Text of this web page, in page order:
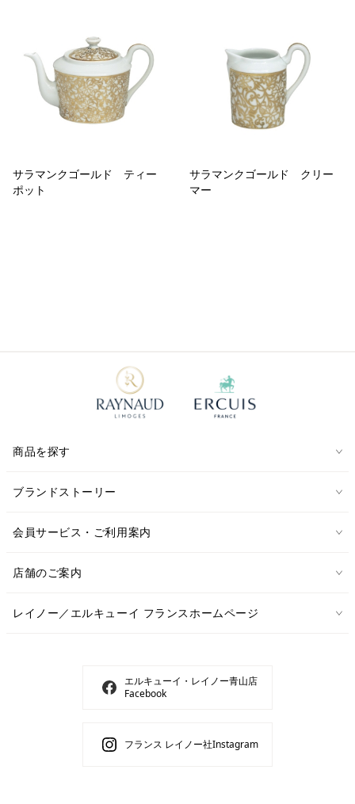
サラマンクゴールド ティー
ポット
サラマンクゴールド クリー
マー
商品を探す
ブランドストーリー
会員サービス・ご利用案内
店舗のご案内
レイノー／エルキューイ フランスホームページ
エルキューイ・レイノー青山店
Facebook
フランス レイノー社Instagram